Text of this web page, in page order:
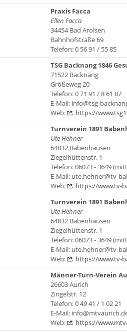
Praxis Facca
Ellen Facca
34454 Bad Arolsen
Bahnhofstraße 69
Telefon: 0 56 91 / 55 85
TSG Backnang 1846
71522 Backnang
Größeweg 20
Telefon: 0 71 91 / 8 61 87
E-Mail: info@tsg-
Web:
https://
Turnverein 1891
Ute Hehner
64832 Babenhausen
Ziegelhüttenstr. 1
Telefon: 06073 - 3649
E-Mail: ute.hehner@tv-
Web:
https://www.tv-
Turnverein 1891
Ute Hehner
64832 Babenhausen
Ziegelhüttenstr. 1
Telefon: 06073 - 3649
E-Mail: ute.hehner@tv-
Web:
https://www.tv-
Männer-Turn-Verein
26603 Aurich
Zingelstr. 12
Telefon: 0 49 41 / 1 02 21
E-Mail:
Web:
https://